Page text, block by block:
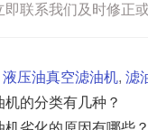
联系我们及时修正或
液压油真空滤油机, 滤
机的分类有几种？